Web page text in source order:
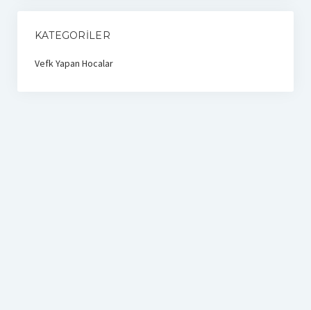
KATEGORILER
Vefk Yapan Hocalar